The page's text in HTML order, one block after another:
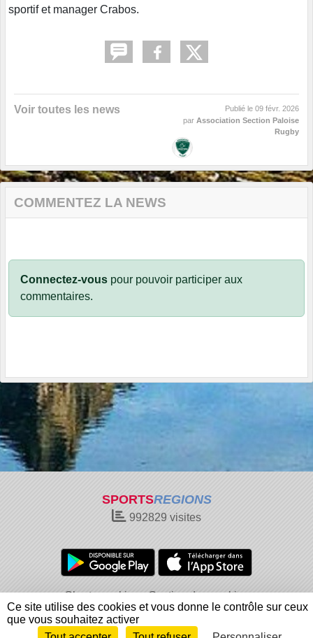
sportif et manager Crabos.
Voir toutes les news Publié le 09 févr. 2026
par Association Section Paloise
Rugby
COMMENTEZ LA NEWS
Connectez-vous pour pouvoir participer aux
commentaires.
SPORTSREGIONS
992829 visites
Charte cookies
Gestion des cookies
Informations légales
Signaler un contenu inapproprié
Ce site utilise des cookies et vous donne le contrôle sur ceux
que vous souhaitez activer